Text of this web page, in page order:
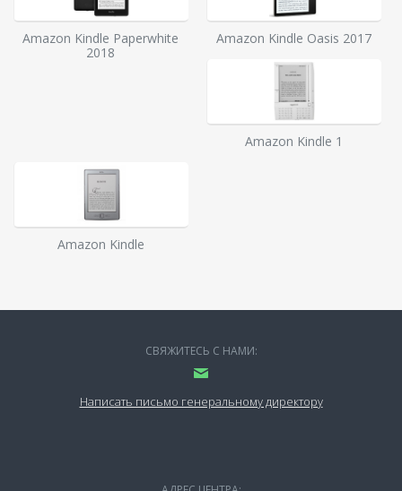
Amazon Kindle Paperwhite
2018
Amazon Kindle Oasis 2017
Amazon Kindle 1
Amazon Kindle
СВЯЖИТЕСЬ С НАМИ:
Написать письмо генеральному директору